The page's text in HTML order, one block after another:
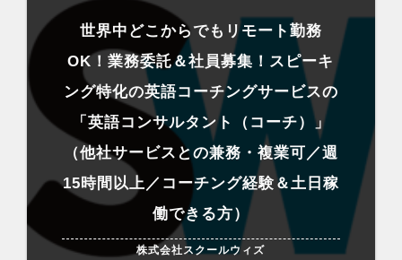
世界中どこからでもリモート勤務
OK！業務委託＆社員募集！スピーキ
ング特化の英語コーチングサービスの
「英語コンサルタント（コーチ）」
（他社サービスとの兼務・複業可／週
15時間以上／コーチング経験＆土日稼
働できる方）
株式会社スクールウィズ